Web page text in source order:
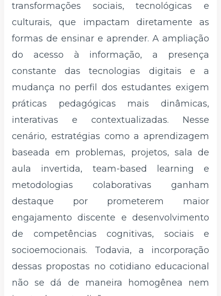
transformações sociais, tecnológicas e
culturais, que impactam diretamente as
formas de ensinar e aprender. A ampliação
do acesso à informação, a presença
constante das tecnologias digitais e a
mudança no perfil dos estudantes exigem
práticas pedagógicas mais dinâmicas,
interativas e contextualizadas. Nesse
cenário, estratégias como a aprendizagem
baseada em problemas, projetos, sala de
aula invertida, team-based learning e
metodologias colaborativas ganham
destaque por prometerem maior
engajamento discente e desenvolvimento
de competências cognitivas, sociais e
socioemocionais. Todavia, a incorporação
dessas propostas no cotidiano educacional
não se dá de maneira homogênea nem